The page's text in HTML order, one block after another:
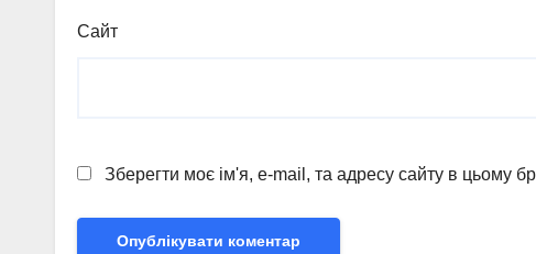
Сайт
Зберегти моє ім'я, e-mail, та адресу сайту в цьому